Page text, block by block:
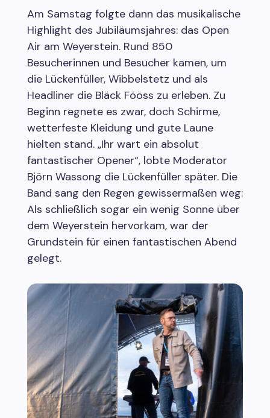
Am Samstag folgte dann das musikalische
Highlight des Jubiläumsjahres: das Open
Air am Weyerstein. Rund 850
Besucherinnen und Besucher kamen, um
die Lückenfüller, Wibbelstetz und als
Headliner die Bläck Fööss zu erleben. Zu
Beginn regnete es zwar, doch Schirme,
wetterfeste Kleidung und gute Laune
hielten stand. „Ihr wart ein absolut
fantastischer Opener“, lobte Moderator
Björn Wassong die Lückenfüller später. Die
Band sang den Regen gewissermaßen weg:
Als schließlich sogar ein wenig Sonne über
dem Weyerstein hervorkam, war der
Grundstein für einen fantastischen Abend
gelegt.